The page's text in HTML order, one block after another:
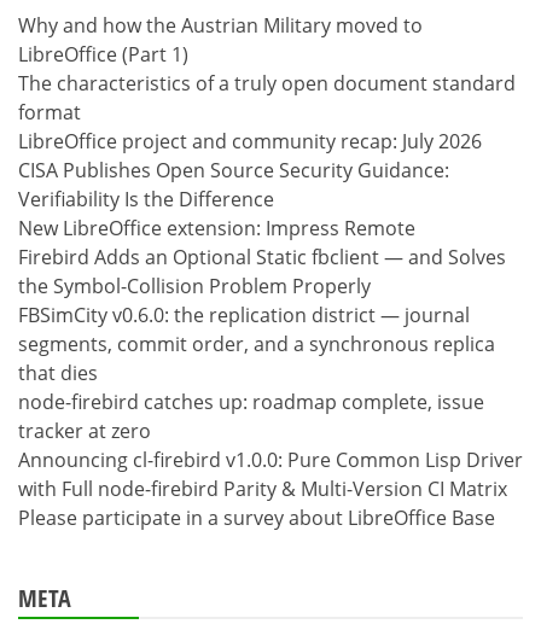
Why and how the Austrian Military moved to
LibreOffice (Part 1)
The characteristics of a truly open document standard
format
LibreOffice project and community recap: July 2026
CISA Publishes Open Source Security Guidance:
Verifiability Is the Difference
New LibreOffice extension: Impress Remote
Firebird Adds an Optional Static fbclient — and Solves
the Symbol-Collision Problem Properly
FBSimCity v0.6.0: the replication district — journal
segments, commit order, and a synchronous replica
that dies
node-firebird catches up: roadmap complete, issue
tracker at zero
Announcing cl-firebird v1.0.0: Pure Common Lisp Driver
with Full node-firebird Parity & Multi-Version CI Matrix
Please participate in a survey about LibreOffice Base
META